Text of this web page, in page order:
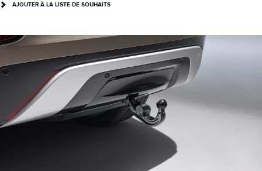
AJOUTER À LA LISTE DE SOUHAITS